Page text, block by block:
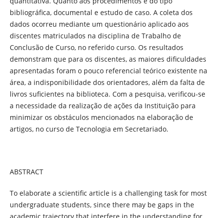
bibliográfica, documental e estudo de caso. A coleta dos
dados ocorreu mediante um questionário aplicado aos
discentes matriculados na disciplina de Trabalho de
Conclusão de Curso, no referido curso. Os resultados
demonstram que para os discentes, as maiores dificuldades
apresentadas foram o pouco referencial teórico existente na
área, a indisponibilidade dos orientadores, além da falta de
livros suficientes na biblioteca. Com a pesquisa, verificou-se
a necessidade da realização de ações da Instituição para
minimizar os obstáculos mencionados na elaboração de
artigos, no curso de Tecnologia em Secretariado.
ABSTRACT
To elaborate a scientific article is a challenging task for most
undergraduate students, since there may be gaps in the